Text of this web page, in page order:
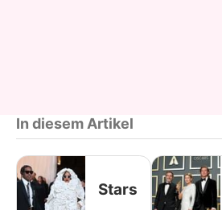
In diesem Artikel
Stars